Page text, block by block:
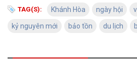
TAG(S): Khánh Hòa ngày hội
kỷ nguyên mới bảo tồn du lịch